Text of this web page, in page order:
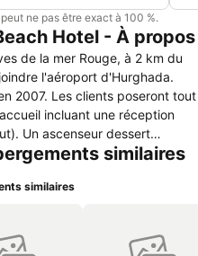
peut ne pas être exact à 100 %.
Hotel - À propos
de la mer Rouge, à 2 km du
l'aéroport d'Hurghada.
2007. Les clients poseront tout
incluant une réception
Un ascenseur dessert
de l'établissement se verront
fort et un distributeur de
voulue pour réserver des
similaires
similaires